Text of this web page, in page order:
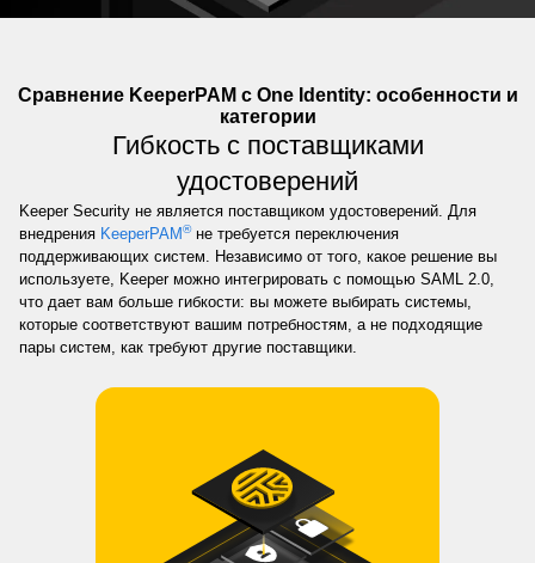
Сравнение KeeperPAM с One Identity: особенности и
категории
Гибкость с поставщиками
удостоверений
Keeper Security не является поставщиком удостоверений. Для
внедрения KeeperPAM®не требуется переключения
поддерживающих систем. Независимо от того, какое решение вы
используете, Keeper можно интегрировать с помощью SAML 2.0,
что дает вам больше гибкости: вы можете выбирать системы,
которые соответствуют вашим потребностям, а не подходящие
пары систем, как требуют другие поставщики.